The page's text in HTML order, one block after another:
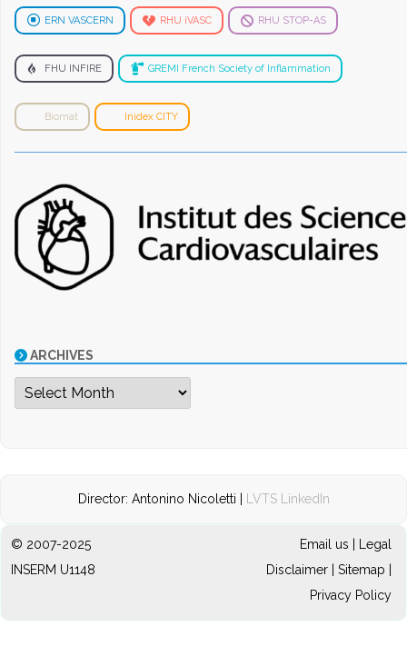
ERN VASCERN RHU iVASC RHU STOP-AS
FHU INFIRE GREMI French Society of Inflammation
Biomat Inidex CITY
ARCHIVES
Archives
Director: Antonino Nicoletti | LVTS LinkedIn
© 2007-2025
INSERM U1148
Email us
Legal
Disclaimer| Sitemap
Privacy Policy